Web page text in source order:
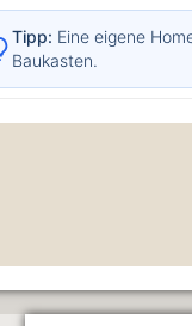
Tipp: Eine eigene
Baukasten.